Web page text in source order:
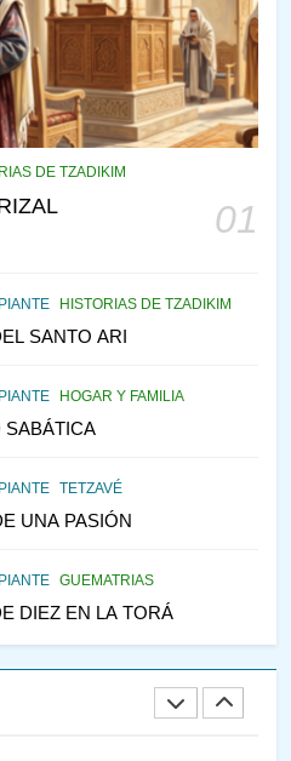
DE TZADIKIM
01
HISTORIAS DE TZADIKIM
SANTO ARI
HOGAR Y FAMILIA
SABÁTICA
TETZAVÉ
UNA PASIÓN
GUEMATRIAS
DIEZ EN LA TORÁ
ES SABIO? EL QUE
QUE VA A NACER
JUDÍO PIRKEI AVOT
Y JASIDUT: EL
DE LOS PADRES
Y LA ALEGRÍA EN
¿POR QUÉ
Y LA QUEJA DE
¿QUIÉN ES SABIO?